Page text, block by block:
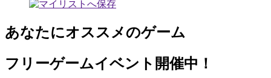
あなたにオススメのゲーム
フリーゲームイベント開催中！